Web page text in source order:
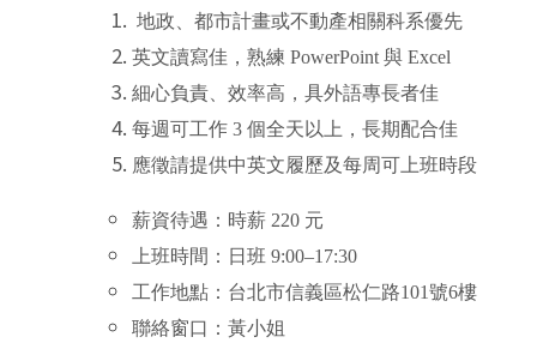
地政、都市計畫或不動產相關科系優先
英文讀寫佳，熟練 PowerPoint與 Excel
細心負責、效率高，具外語專長者佳
每週可工作 3個全天以上，長期配合佳
應徵請提供中英文履歷及每周可上班時段
薪資待遇：時薪 220 元
上班時間：日班 9:00–17:30
工作地點：台北市信義區松仁路101號6樓
聯絡窗口：黃小姐